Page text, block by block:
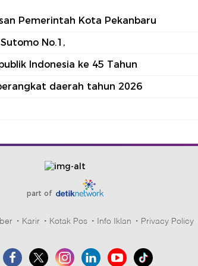
Pemerintah Kota Pekanbaru
No.1,
Indonesia ke 45 Tahun
daerah tahun 2026
part of
Karir Kotak Pos Info Iklan Privacy Policy